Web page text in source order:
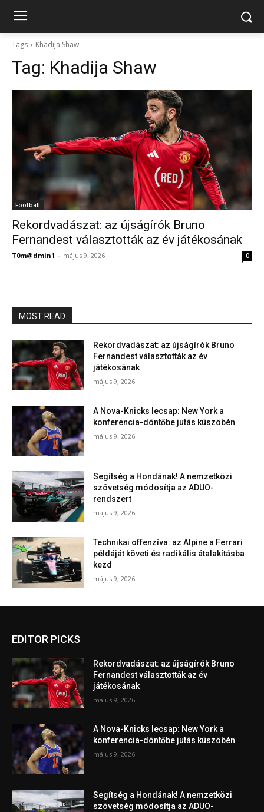
Tags Khadija Shaw
Tag: Khadija Shaw
Football
Rekordvadászat: az újságírók Bruno
Fernandest választották az év játékosának
T0m@dmin1 - május 9, 2026 0
MOST READ
Rekordvadászat: az újságírók Bruno
Fernandest választották az év
játékosának
május 9, 2026
A Nova-Knicks lecsap: New York a
konferencia-döntőbe jutás küszöbén
május 9, 2026
Segítség a Hondának! A nemzetközi
szövetség módosítja az ADUO-
rendszert
május 9, 2026
Technikai offenzíva: az Alpine a Ferrari
példáját követi és radikális átalakításba
kezd
május 9, 2026
EDITOR PICKS
Rekordvadászat: az újságírók Bruno
Fernandest választották az év
játékosának
május 9, 2026
A Nova-Knicks lecsap: New York a
konferencia-döntőbe jutás küszöbén
május 9, 2026
Segítség a Hondának! A nemzetközi
szövetség módosítja az ADUO-